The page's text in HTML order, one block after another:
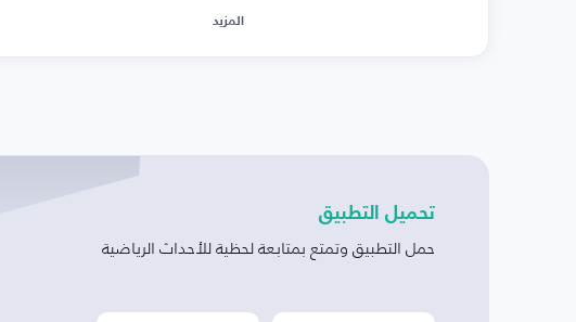
المزيد
تحميل التطبيق
حمل التطبيق وتمتع بمتابعة لحظية للأحداث الرياضية